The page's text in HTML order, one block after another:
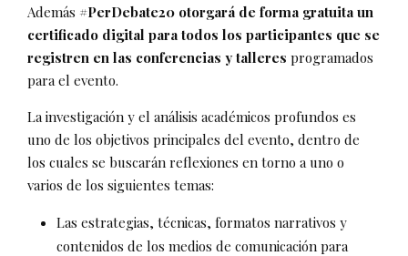
Además #PerDebate20 otorgará de forma gratuita un
certificado digital para todos los participantes que se
registren en las conferencias y talleres programados
para el evento.
La investigación y el análisis académicos profundos es
uno de los objetivos principales del evento, dentro de
los cuales se buscarán reflexiones en torno a uno o
varios de los siguientes temas:
Las estrategias, técnicas, formatos narrativos y
contenidos de los medios de comunicación para